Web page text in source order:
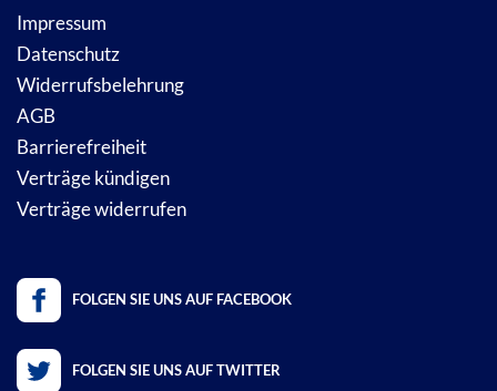
Impressum
Datenschutz
Widerrufsbelehrung
AGB
Barrierefreiheit
Verträge kündigen
Verträge widerrufen
FOLGEN SIE UNS AUF FACEBOOK
FOLGEN SIE UNS AUF TWITTER